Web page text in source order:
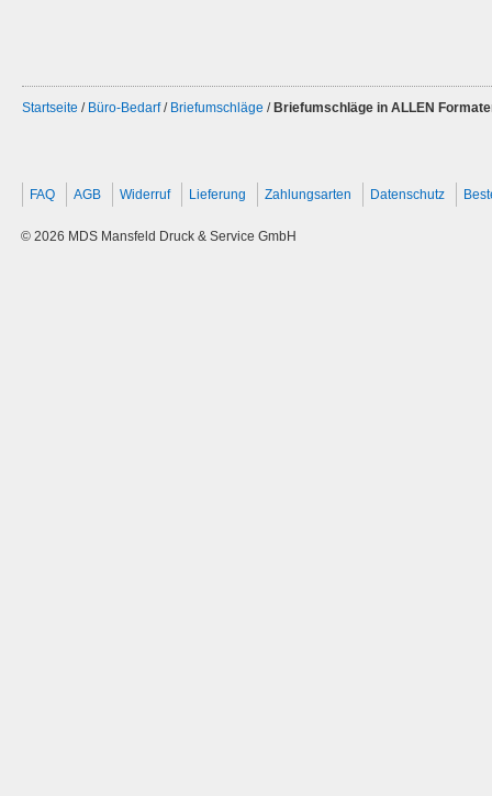
Startseite / Büro-Bedarf / Briefumschläge / Briefumschläge in ALLEN
FAQ AGB Widerruf Lieferung Zahlungsarten Datenschutz
© 2026 MDS Mansfeld Druck & Service GmbH